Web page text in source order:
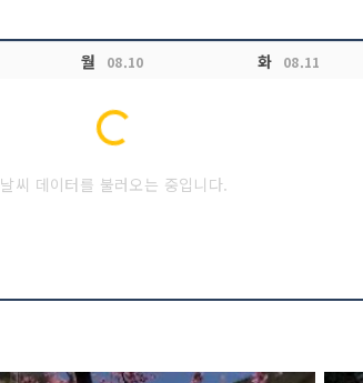
월 08.10 화 08.11
Loading...
날씨 데이터를 불러오는 중입니다.